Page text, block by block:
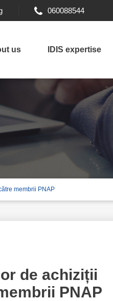
060088544
us IDIS expertise
membrii PNAP
de achiziții
PNAP